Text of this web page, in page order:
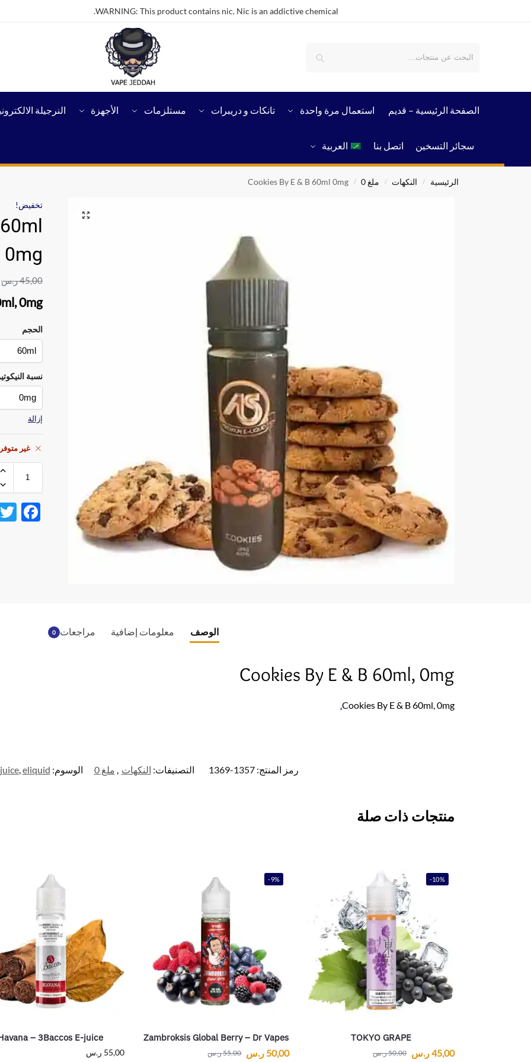
WARNING: This product contains nic. Nic is an addictive chemical.
الصفحة الرئيسية – قدیم استعمال مرة واحدة تانكات و دريبرات مستلزمات الأجهزة النرجيلة
سجائر التسخين اتصل بنا العربية
الرئيسية / النكهات / ملغ 0 /
Cookies By E & B 60ml 0mg
تخفيض!
0mg
45,00ر.س
0mg
الحجم
نسبة
إزالة
غير
F
الوصف معلومات إضافية مراجعات 0
Cookies By E & B 60ml, 0mg
Cookies By E & B 60ml, 0mg
.
رمز المنتج:1357-1369 التصنيفات: النكهات , ملغ 0 الوسوم: ,eliquid
منتجات ذات صلة
-10%
TOKYO GRAPE
50,00ر.س 45,00ر.س
-9%
Zambroksis Global Berry – Dr Vapes
55,00ر.س 50,00 ر.س
– 3Baccos E-juice
55,00 ر.س